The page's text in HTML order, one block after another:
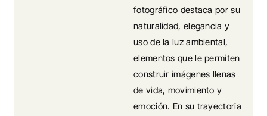
fotográfico destaca por su
naturalidad, elegancia y
uso de la luz ambiental,
elementos que le permiten
construir imágenes llenas
de vida, movimiento y
emoción. En su trayectoria